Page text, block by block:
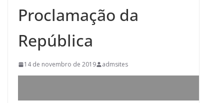
Proclamação da
República
14 de novembro de 2019 admsites